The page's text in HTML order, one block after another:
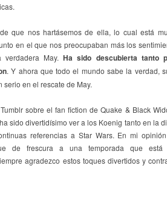
que nos hartásemos de ella, lo cual está
en el que nos preocupaban más los
verdadera May.Ha sido descubierta tanto
. Y ahora que todo el mundo sabe la verdad,
en el rescate de May.
sobre el fan fiction de Quake & Black
sido divertidísimo ver a los Koenig tanto en la
referencias a Star Wars. En mi
de frescura a una temporada que está
agradezco estos toques divertidos y